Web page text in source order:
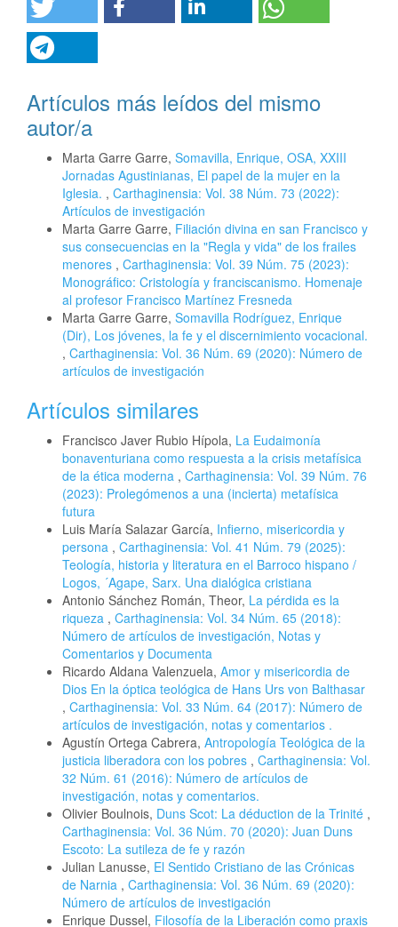
Artículos más leídos del mismo
autor/a
Marta Garre Garre, Somavilla, Enrique, OSA, XXIII
Jornadas Agustinianas, El papel de la mujer en la
Iglesia. , Carthaginensia: Vol. 38 Núm. 73 (2022):
Artículos de investigación
Marta Garre Garre, Filiación divina en san Francisco y
sus consecuencias en la "Regla y vida" de los frailes
menores , Carthaginensia: Vol. 39 Núm. 75 (2023):
Monográfico: Cristología y franciscanismo. Homenaje
al profesor Francisco Martínez Fresneda
Marta Garre Garre, Somavilla Rodríguez, Enrique
(Dir), Los jóvenes, la fe y el discernimiento vocacional.
, Carthaginensia: Vol. 36 Núm. 69 (2020): Número de
artículos de investigación
Artículos similares
Francisco Javer Rubio Hípola, La Eudaimonía
bonaventuriana como respuesta a la crisis metafísica
de la ética moderna , Carthaginensia: Vol. 39 Núm. 76
(2023): Prolegómenos a una (incierta) metafísica
futura
Luis María Salazar García, Infierno, misericordia y
persona , Carthaginensia: Vol. 41 Núm. 79 (2025):
Teología, historia y literatura en el Barroco hispano /
Logos, ´Agape, Sarx. Una dialógica cristiana
Antonio Sánchez Román, Theor, La pérdida es la
riqueza , Carthaginensia: Vol. 34 Núm. 65 (2018):
Número de artículos de investigación, Notas y
Comentarios y Documenta
Ricardo Aldana Valenzuela, Amor y misericordia de
Dios En la óptica teológica de Hans Urs von Balthasar
, Carthaginensia: Vol. 33 Núm. 64 (2017): Número de
artículos de investigación, notas y comentarios .
Agustín Ortega Cabrera, Antropología Teológica de la
justicia liberadora con los pobres , Carthaginensia: Vol.
32 Núm. 61 (2016): Número de artículos de
investigación, notas y comentarios.
Olivier Boulnois, Duns Scot: La déduction de la Trinité ,
Carthaginensia: Vol. 36 Núm. 70 (2020): Juan Duns
Escoto: La sutileza de fe y razón
Julian Lanusse, El Sentido Cristiano de las Crónicas
de Narnia , Carthaginensia: Vol. 36 Núm. 69 (2020):
Número de artículos de investigación
Enrique Dussel, Filosofía de la Liberación como praxis